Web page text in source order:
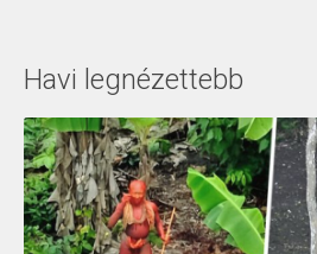
Havi legnézettebb